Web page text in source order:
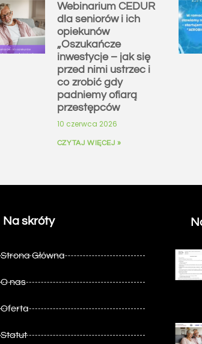
Webinarium CEDUR
dla seniorów i ich
opiekunów
„Oszukańcze
inwestycje – jak się
przed nimi ustrzec i
co zrobić gdy
padniemy ofiarą
przestępców
10 czerwca 2026
CZYTAJ WIĘCEJ »
Na skróty
Strona Główna
O nas
Oferta
Statut